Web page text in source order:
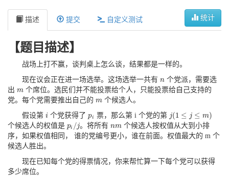
统计
描述 提交 自定义测试
【题目描述】
战场上打不赢，谈判桌上怎么谈，结果都是⼀样的。
现在议会正在进一场选举。这场选举一共有 n
n 个党派，需要选
出 m
m 个席位。选民们并不能投票给个人，只能投票给自己支持的
党。每个党需要推出自己的 m
m 个候选人。
假设第 i
i 个党获得了pi
pi 票，那么第 i 个党的第 j(1 ≤ j ≤ m)
j(1≤ j≤ m )
个候选人的权值是 pi /j
pi /j 。将所有nm
nm 个候选人按权值从大到小排
序，如果权值相同， 谁的党编号更小，谁在前面。权值最大的 m 个
候选人胜出。
现在已知每个党的得票情况，你来帮忙算一下每个党可以获得
多少席位。